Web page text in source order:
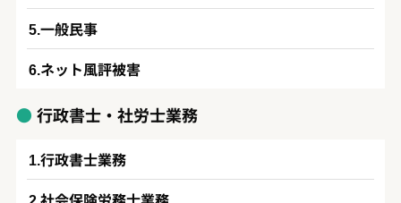
一般民事
ネット風評被害
行政書士・社労士業務
行政書士業務